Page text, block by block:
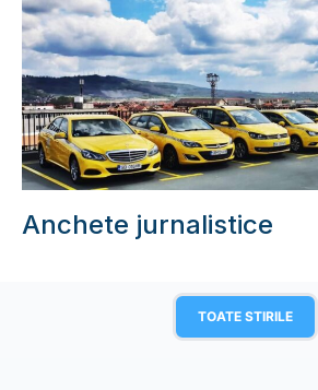
Anchete jurnalistice
TOATE STIRILE